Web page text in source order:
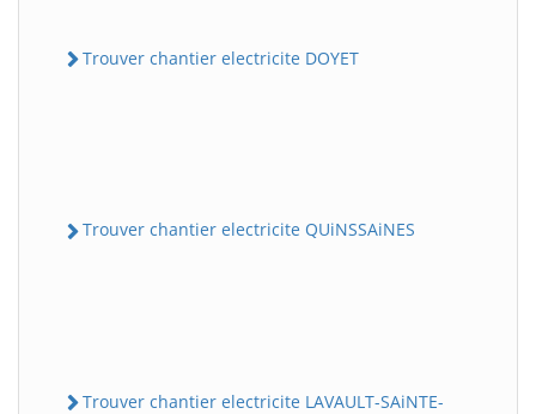
Trouver chantier electricite DOYET
Trouver chantier electricite QUiNSSAiNES
Trouver chantier electricite LAVAULT-SAiNTE-